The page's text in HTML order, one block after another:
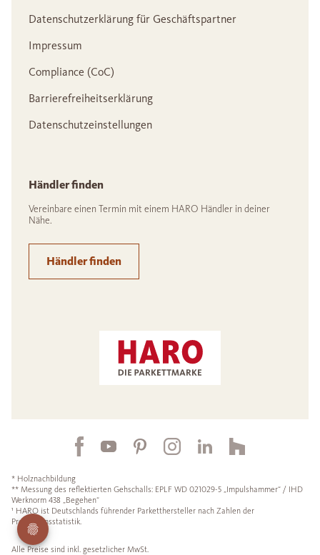
Datenschutzerklärung für Geschäftspartner
Impressum
Compliance (CoC)
Barrierefreiheitserklärung
Datenschutzeinstellungen
Händler finden
Vereinbare einen Termin mit einem HARO Händler in deiner
Nähe.
Händler finden
* Holznachbildung
** Messung des reflektierten Gehschalls: EPLF WD 021029-5 „Impulshammer“ / IHD
Werknorm 438 „Begehen“
¹ HARO ist Deutschlands führender Parketthersteller nach Zahlen der
Produktionsstatistik.
Alle Preise sind inkl. gesetzlicher MwSt.